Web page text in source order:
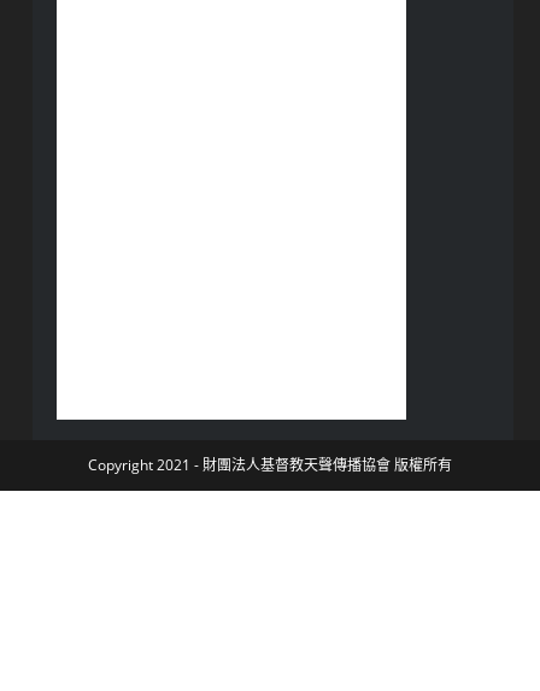
Copyright 2021 - 財團法人基督教天聲傳播協會 版權所有